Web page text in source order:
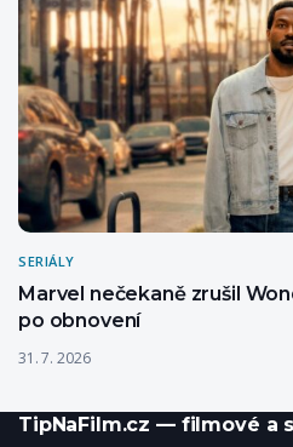
SERIÁLY
Marvel nečekaně zrušil
po obnovení
31. 7. 2026
TipNaFilm.cz — filmové a